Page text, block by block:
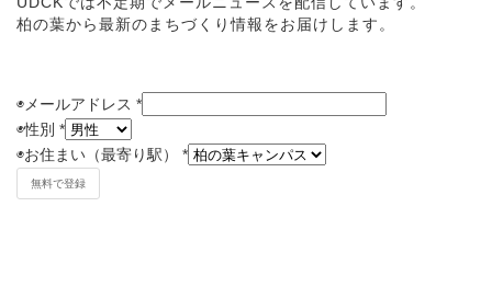
柏の葉から最新のまちづくり情報をお届けします。
◉メールアドレス *
◉性別 *
◉お住まい（最寄り駅） *